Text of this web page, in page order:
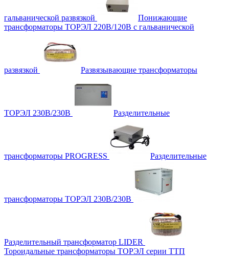
гальванической развязкой
Понижающие
трансформаторы ТОРЭЛ 220В/120В с гальванической
развязкой Развязывающие трансформаторы
ТОРЭЛ 230В/230В Разделительные
трансформаторы PROGRESS Разделительные
трансформаторы ТОРЭЛ 230В/230В
Разделительный трансформатор LIDER
Тороидальные трансформаторы ТОРЭЛ серии ТТП